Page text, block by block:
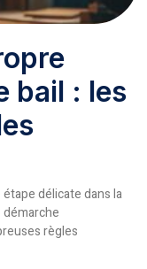
bail : les
délicate dans la
règles